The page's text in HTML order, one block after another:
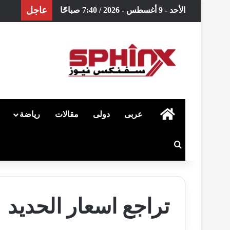
الأحد - 9 أغسطس - 2026 / 7:40 صباحًا عاجل
الرئيسية
عربى دولى مقالات رياضة
تراجع اسعار الحديد